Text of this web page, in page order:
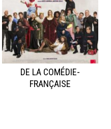
DE LA COMÉDIE-
FRANÇAISE